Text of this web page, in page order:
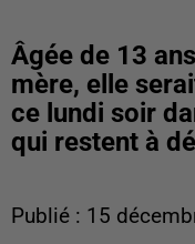
Âgée de 13
mère, elle
ce lundi soir
qui restent à
Publié : 15